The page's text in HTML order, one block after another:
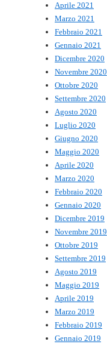
Aprile 2021
Marzo 2021
Febbraio 2021
Gennaio 2021
Dicembre 2020
Novembre 2020
Ottobre 2020
Settembre 2020
Agosto 2020
Luglio 2020
Giugno 2020
Maggio 2020
Aprile 2020
Marzo 2020
Febbraio 2020
Gennaio 2020
Dicembre 2019
Novembre 2019
Ottobre 2019
Settembre 2019
Agosto 2019
Maggio 2019
Aprile 2019
Marzo 2019
Febbraio 2019
Gennaio 2019